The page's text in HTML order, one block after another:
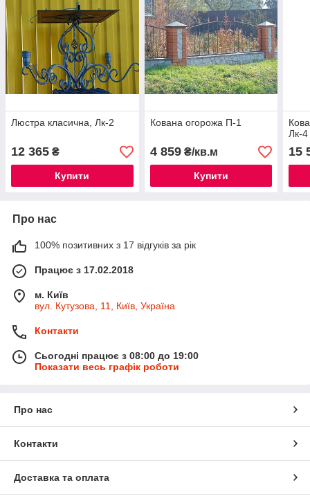
Люстра класична, Лк-2
12 365 ₴
Купити
Кована огорожа П-1
4 859₴/кв.м
Купити
Лк-4
15
Про нас
100% позитивних з 17 відгуків за рік
Працює з 17.02.2018
м. Київ
вул. Кутузова, 11, Київ, Україна
Контакти
Сьогодні працює з 08:00 до 19:00
Показати весь графік роботи
Про нас
Контакти
Доставка та оплата